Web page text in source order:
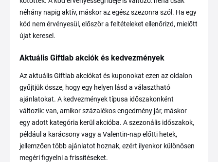
néhány napig aktív, máskor az egész szezonra szól. Ha egy
kód nem érvényesül, először a feltételeket ellenőrizd, mielőtt
újat keresel.
Aktuális Giftlab akciók és kedvezmények
Az aktuális Giftlab akciókat és kuponokat ezen az oldalon
gyűjtjük össze, hogy egy helyen lásd a választható
ajánlatokat. A kedvezmények típusa időszakonként
változik: van, amikor százalékos engedmény jár, máskor
egy adott kategória kerül akcióba. A szezonális időszakok,
például a karácsony vagy a Valentin-nap előtti hetek,
jellemzően több ajánlatot hoznak, ezért ilyenkor különösen
megéri figyelni a frissítéseket.